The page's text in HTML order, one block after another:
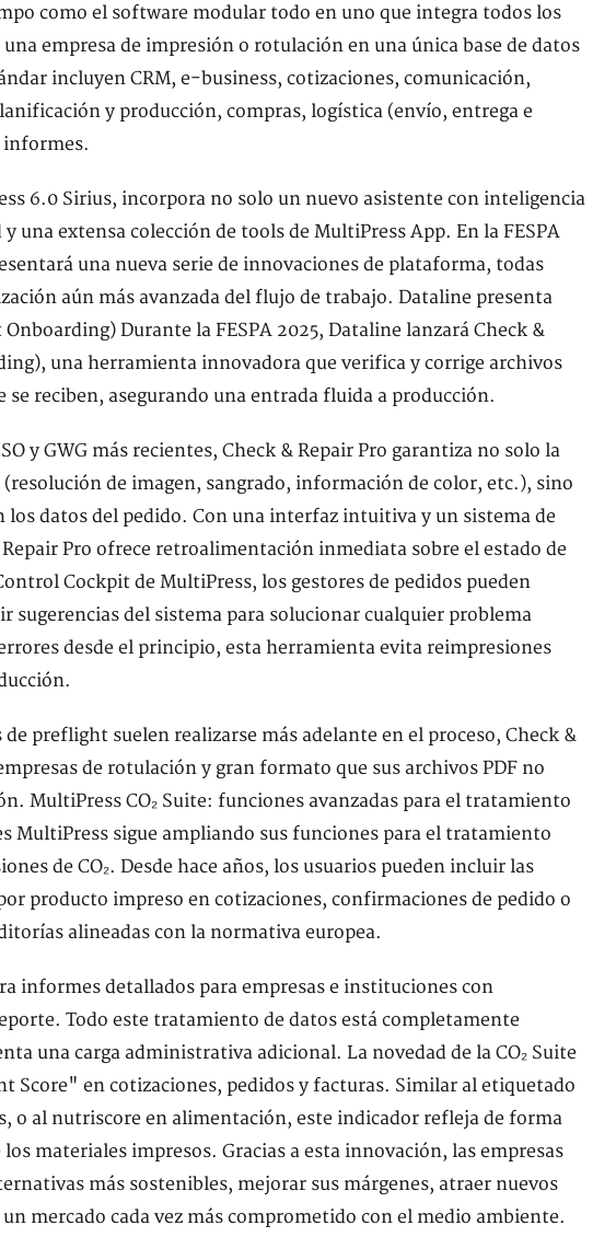
como el software modular todo en uno que integra todos los
empresa de impresión o rotulación en una única base de datos
incluyen CRM, e-business, cotizaciones, comunicación,
y producción, compras, logística (envío, entrega e
informes.
6.0 Sirius, incorpora no solo un nuevo asistente con inteligencia
una extensa colección de tools de MultiPress App. En la FESPA
una nueva serie de innovaciones de plataforma, todas
aún más avanzada del flujo de trabajo. Dataline presenta
Durante la FESPA 2025, Dataline lanzará Check &
una herramienta innovadora que verifica y corrige archivos
se reciben, asegurando una entrada fluida a producción.
y GWG más recientes, Check & Repair Pro garantiza no solo la
de imagen, sangrado, información de color, etc.), sino
los datos del pedido. Con una interfaz intuitiva y un sistema de
Pro ofrece retroalimentación inmediata sobre el estado de
Cockpit de MultiPress, los gestores de pedidos pueden
sugerencias del sistema para solucionar cualquier problema
desde el principio, esta herramienta evita reimpresiones
preflight suelen realizarse más adelante en el proceso, Check &
de rotulación y gran formato que sus archivos PDF no
MultiPress CO₂ Suite: funciones avanzadas para el tratamiento
MultiPress sigue ampliando sus funciones para el tratamiento
de CO₂. Desde hace años, los usuarios pueden incluir las
producto impreso en cotizaciones, confirmaciones de pedido o
alineadas con la normativa europea.
informes detallados para empresas e instituciones con
Todo este tratamiento de datos está completamente
una carga administrativa adicional. La novedad de la CO₂ Suite
Score" en cotizaciones, pedidos y facturas. Similar al etiquetado
o al nutriscore en alimentación, este indicador refleja de forma
materiales impresos. Gracias a esta innovación, las empresas
más sostenibles, mejorar sus márgenes, atraer nuevos
mercado cada vez más comprometido con el medio ambiente.